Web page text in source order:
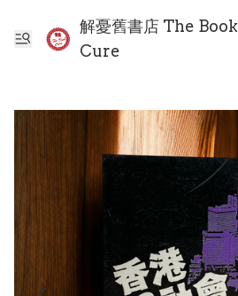
解憂舊書店 The Book
Cure